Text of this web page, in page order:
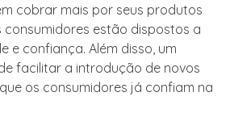
cobrar mais por seus produtos
consumidores estão dispostos a
e confiança. Além disso, um
facilitar a introdução de novos
os consumidores já confiam na